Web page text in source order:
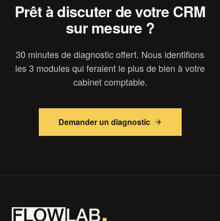
Prêt à discuter de votre CRM
sur mesure ?
30 minutes de diagnostic offert. Nous identifions
les 3 modules qui feraient le plus de bien à votre
cabinet comptable.
Demander un diagnostic